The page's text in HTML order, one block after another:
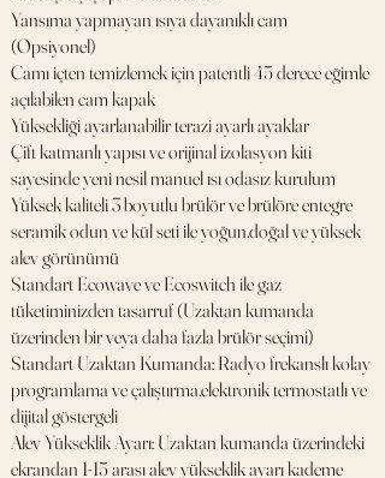
Yansıma yapmayan ısıya dayanıklı cam
(Opsiyonel)
Camı içten temizlemek için patentli 45 derece eğimle
açılabilen cam kapak
Yüksekliği ayarlanabilir terazi ayarlı ayaklar
Çift katmanlı yapısı ve orijinal izolasyon kiti
sayesinde yeni nesil manuel ısı odasız kurulum
Yüksek kaliteli 3 boyutlu brülör ve brülöre entegre
seramik odun ve kül seti ile yoğun,doğal ve yüksek
alev görünümü
Standart Ecowave ve Ecoswitch ile gaz
tüketiminizden tasarruf (Uzaktan kumanda
üzerinden bir veya daha fazla brülör seçimi)
Standart Uzaktan Kumanda: Radyo frekanslı kolay
programlama ve çalıştırma,elektronik termostatlı ve
dijital göstergeli
Alev Yükseklik Ayarı: Uzaktan kumanda üzerindeki
ekrandan 1-15 arası alev yükseklik ayarı kademe